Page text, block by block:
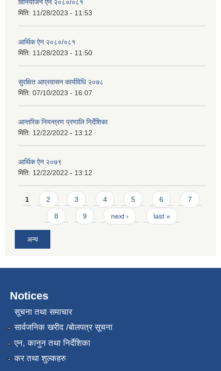
विनियोजन ऐन २०८०/०८१
मिति: 11/28/2023 - 11:53
आर्थिक ऐन २०८०/०८१
मिति: 11/28/2023 - 11:50
सुरक्षित आप्रवासन कार्यविधि २०७८
मिति: 07/10/2023 - 16:07
आन्तरिक नियन्त्रण प्रणालि निर्देशिका
मिति: 12/22/2022 - 13:12
आर्थिक ऐन २०७९
मिति: 12/22/2022 - 13:12
Pages
1 2 3 4 5 6 7
8 9 next › last »
अन्य
Notices
सूचना तथा समाचार
सार्वजनिक खरीद /बोलपत्र सूचना
एन, कानुन तथा निर्देशिका
कर तथा शुल्कहरु